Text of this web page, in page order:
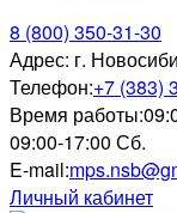
8 (800) 350-31-30
Адрес: г.
Телефон:+7 (383)
Время работы:
09:00-17:00 Сб.
E-mail:
Личный кабинет